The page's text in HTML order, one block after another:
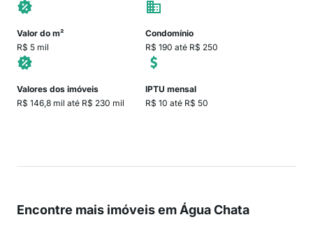
Valor do m²
R$ 5 mil
Condomínio
R$ 190 até R$ 250
Valores dos imóveis
R$ 146,8 mil até R$ 230 mil
IPTU mensal
R$ 10 até R$ 50
Encontre mais imóveis em Água Chata